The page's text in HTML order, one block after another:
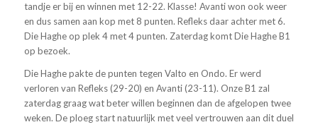
tandje er bij en winnen met 12-22. Klasse! Avanti won ook weer
en dus samen aan kop met 8 punten. Refleks daar achter met 6.
Die Haghe op plek 4 met 4 punten. Zaterdag komt Die Haghe B1
op bezoek.
Die Haghe pakte de punten tegen Valto en Ondo. Er werd
verloren van Refleks (29-20) en Avanti (23-11). Onze B1 zal
zaterdag graag wat beter willen beginnen dan de afgelopen twee
weken. De ploeg start natuurlijk met veel vertrouwen aan dit duel